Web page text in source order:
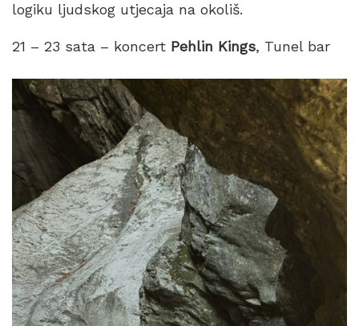
logiku ljudskog utjecaja na okoliš.
21 – 23 sata – koncert Pehlin Kings, Tunel bar